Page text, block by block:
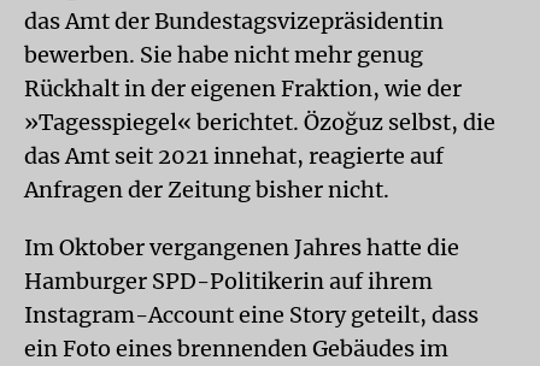
das Amt der Bundestagsvizepräsidentin
bewerben. Sie habe nicht mehr genug
Rückhalt in der eigenen Fraktion, wie der
»Tagesspiegel« berichtet. Özoğuz selbst, die
das Amt seit 2021 innehat, reagierte auf
Anfragen der Zeitung bisher nicht.
Im Oktober vergangenen Jahres hatte die
Hamburger SPD-Politikerin auf ihrem
Instagram-Account eine Story geteilt, dass
ein Foto eines brennenden Gebäudes im